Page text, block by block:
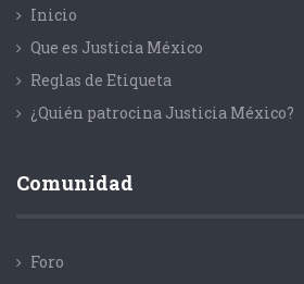
Inicio
Que es Justicia México
Reglas de Etiqueta
¿Quién patrocina Justicia México?
Comunidad
Foro